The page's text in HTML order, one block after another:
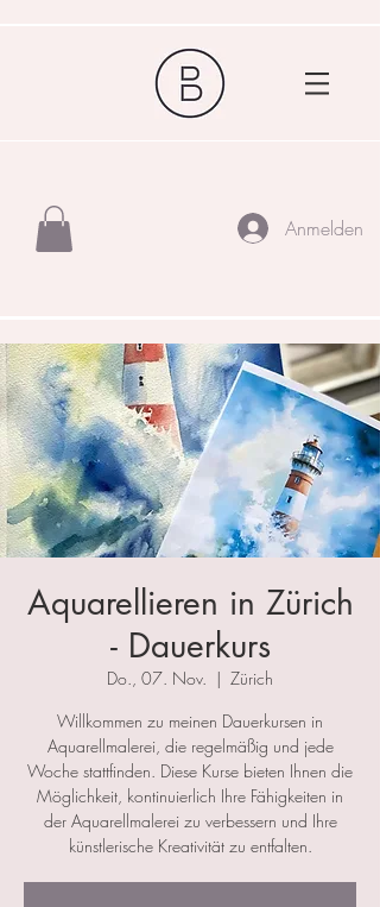
Anmelden
Aquarellieren in Zürich
- Dauerkurs
Do., 07. Nov.
  |
Zürich
Willkommen zu meinen Dauerkursen in
Aquarellmalerei, die regelmäßig und jede
Woche stattfinden. Diese Kurse bieten Ihnen die
Möglichkeit, kontinuierlich Ihre Fähigkeiten in
der Aquarellmalerei zu verbessern und Ihre
künstlerische Kreativität zu entfalten.